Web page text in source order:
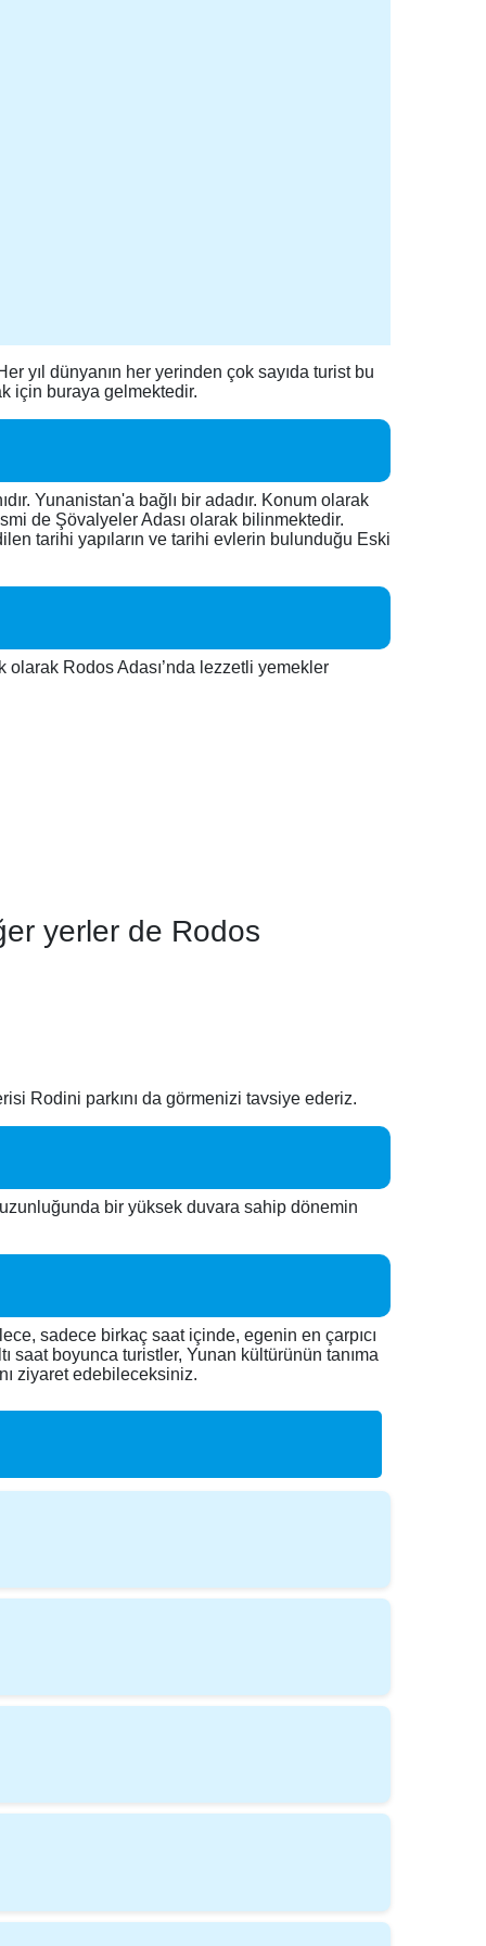
yıl dünyanın her yerinden çok sayıda turist bu
için buraya gelmektedir.
Yunanistan'a bağlı bir adadır. Konum olarak
de Şövalyeler Adası olarak bilinmektedir.
tarihi yapıların ve tarihi evlerin bulunduğu Eski
Rodos Adası’nda lezzetli yemekler
yerler de Rodos
Rodini parkını da görmenizi tavsiye ederiz.
bir yüksek duvara sahip dönemin
sadece birkaç saat içinde, egenin en çarpıcı
saat boyunca turistler, Yunan kültürünün tanıma
ziyaret edebileceksiniz.